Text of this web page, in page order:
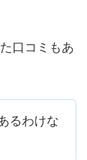
口コミもあ
るわけな